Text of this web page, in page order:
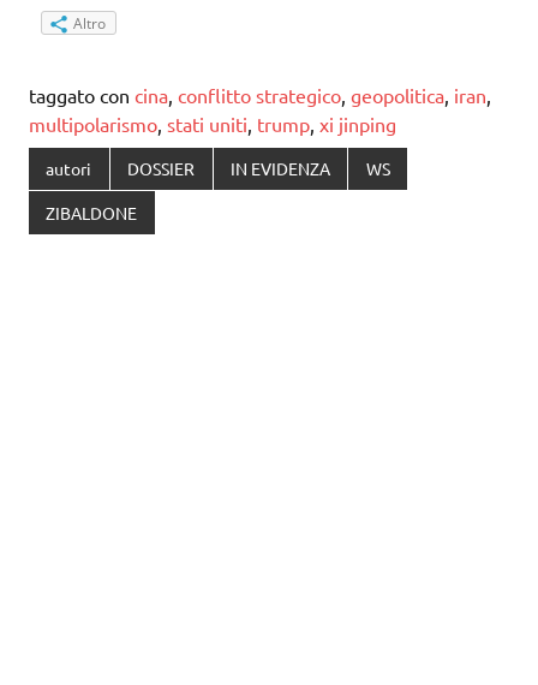
Altro
taggato con cina conflitto strategico geopolitica iran
multipolarismo stati uniti trump xi jinping
autori DOSSIER IN EVIDENZA WS
ZIBALDONE